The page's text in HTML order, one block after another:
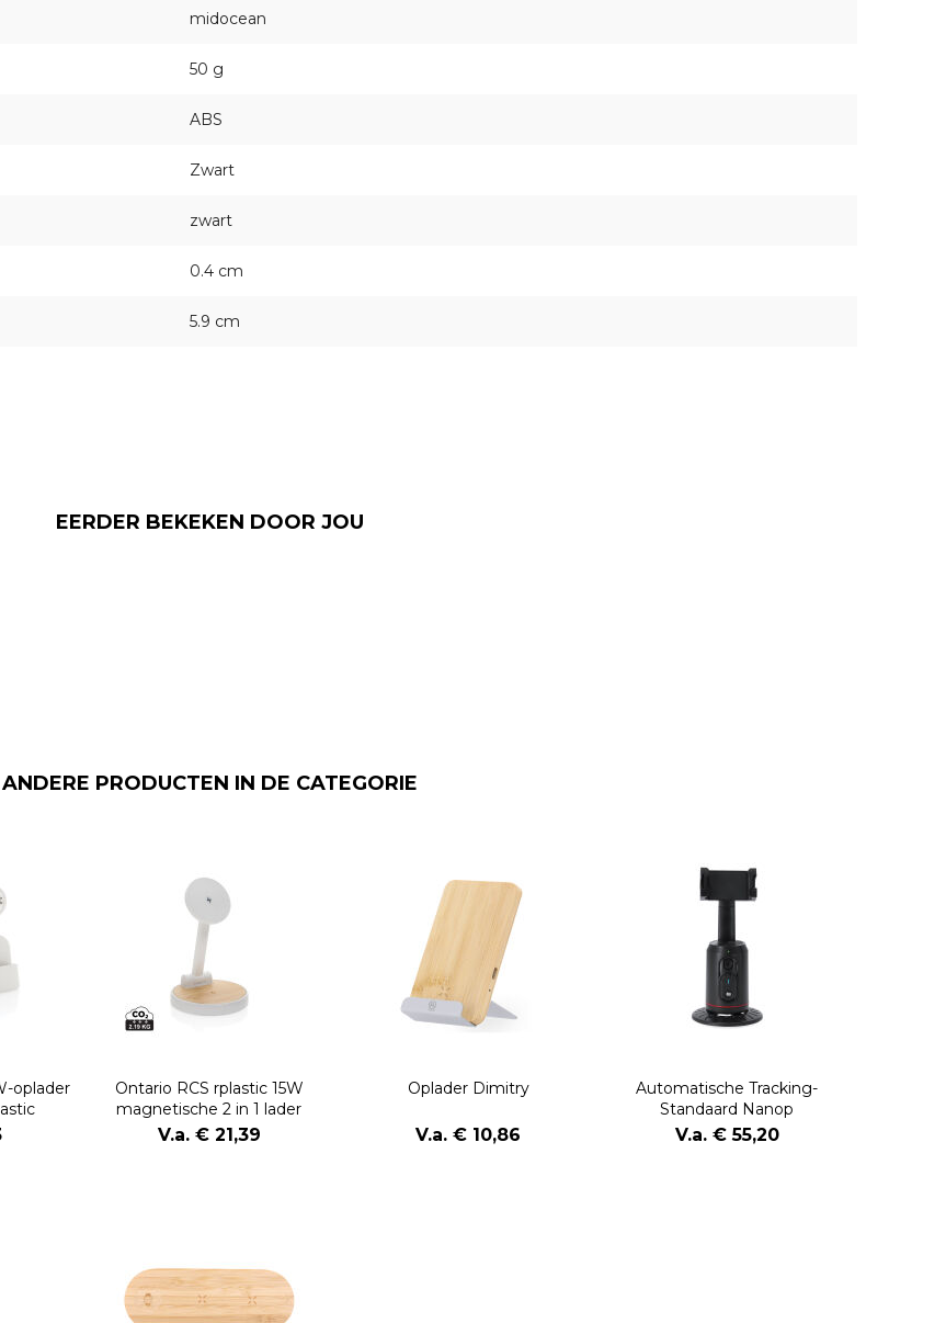
midocean
50 g
ABS
Zwart
zwart
0.4 cm
5.9 cm
EERDER BEKEKEN DOOR JOU
ANDERE PRODUCTEN IN DE CATEGORIE
oplader
Ontario RCS rplastic 15W
magnetische 2 in 1 lader
V.a. € 21,39
Oplader Dimitry
V.a. € 10,86
Automatische Tracking-
Standaard Nanop
V.a. € 55,20